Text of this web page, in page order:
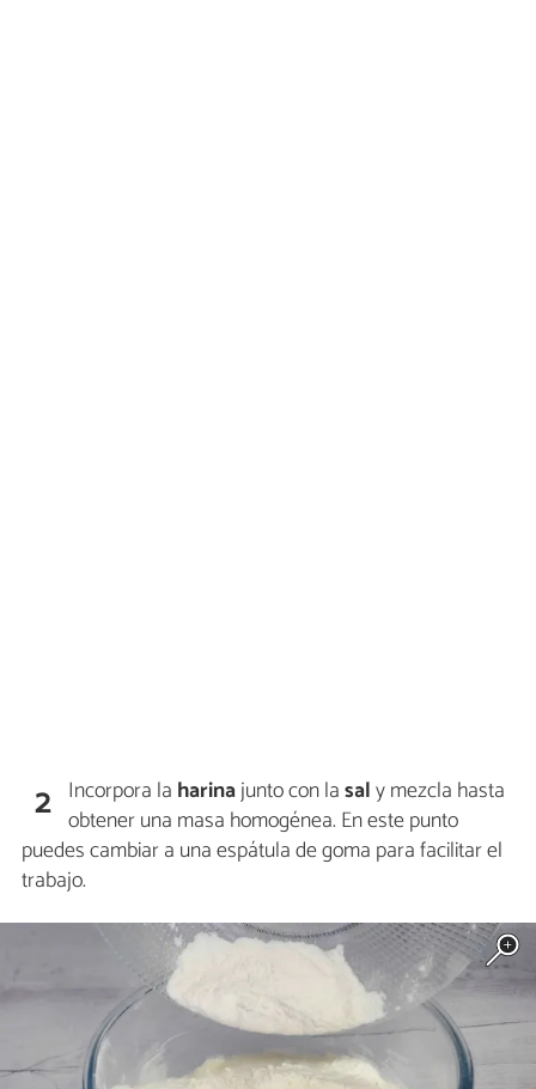
2 Incorpora la harinajunto con lasaly mezcla hasta
obtener una masa homogénea. En este punto
puedes cambiar a una espátula de goma para facilitar el
trabajo.